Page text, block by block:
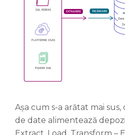
Așa cum s-a arătat mai
de date alimentează